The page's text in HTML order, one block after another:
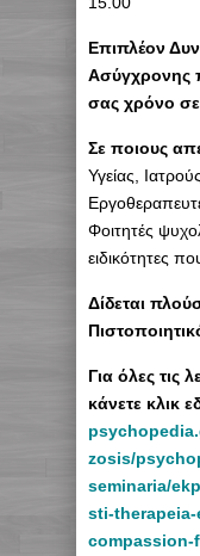
Επιπλέον
Ασύγχρονης
σας χρόνο σε
Σε ποιους
Υγείας,
Φοιτητές
ειδικότητες
Δίδεται
Για όλες τις
κάνετε κλικ
zosis/
seminaria/
sti-
compassion-